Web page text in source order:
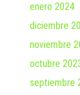
enero 2024
diciembre
noviembre
octubre
septiembre